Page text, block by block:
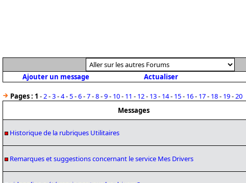
Ajouter un message
Actualiser
Pages : 1 -2-3-4-5-6-7-8-9- 10- 11 - 12- 13- 14- 15- 16- 17- 18- 19-20
Messages
Historique de la rubriques Utilitaires
Remarques et suggestions concernant le service Mes Drivers